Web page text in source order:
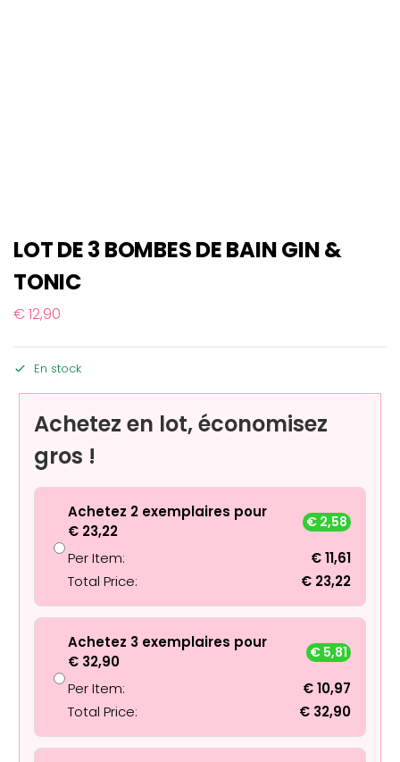
LOT DE 3 BOMBES DE BAIN GIN &
TONIC
€12,90
En stock
Achetez en lot, économisez
gros !
Achetez 2 exemplaires pour
€ 23,22
€ 2,58
Per Item: €11,61
Total Price:
€ 23,22
Achetez 3 exemplaires pour
€ 32,90
€ 5,81
Per Item: €10,97
Total Price:
€ 32,90